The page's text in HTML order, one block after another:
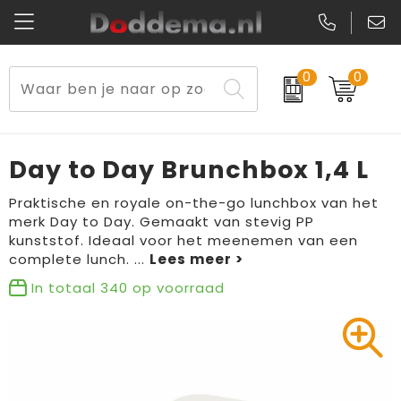
0 0
Paraplu's
Reisbenodigdheden
Aanstekers
Elektronica, Gadgets en USB
Bidons en Sportflessen
Veiligheidsvesten en Veiligheidshesjes
Schorten en Sloven
Veiligheidssignalering en Verlichting
Gereedschap
Sweaters
Kledingaccessoires
T-Shirts
Peuters en Baby's
Lunchtassen
Opbergtassen
Schoenentassen
Golftassen
Day to Day Brunchbox 1,4 L
Praktische en royale on-the-go lunchbox van het
merk Day to Day. Gemaakt van stevig PP
kunststof. Ideaal voor het meenemen van een
complete lunch. ...
In totaal 340 op voorraad